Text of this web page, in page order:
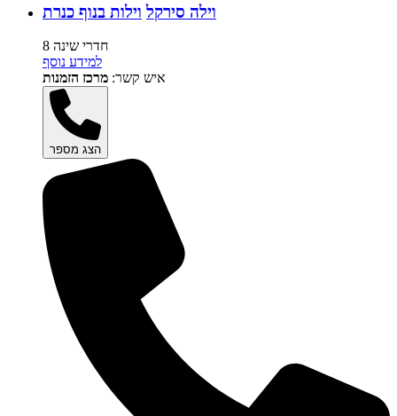
וילה סירקל וילות בנוף כנרת
8 חדרי שינה
למידע נוסף
איש קשר: מרכז הזמנות
הצג מספר